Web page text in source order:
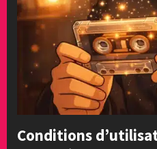
Conditions